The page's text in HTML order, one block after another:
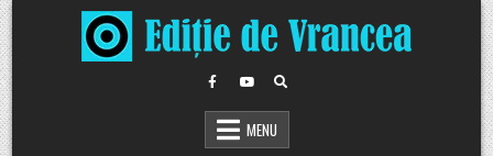
Skip
to
content
MENU